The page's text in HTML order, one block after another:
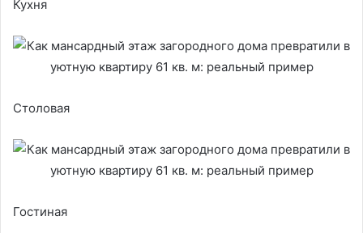
Кухня
Столовая
Гостиная